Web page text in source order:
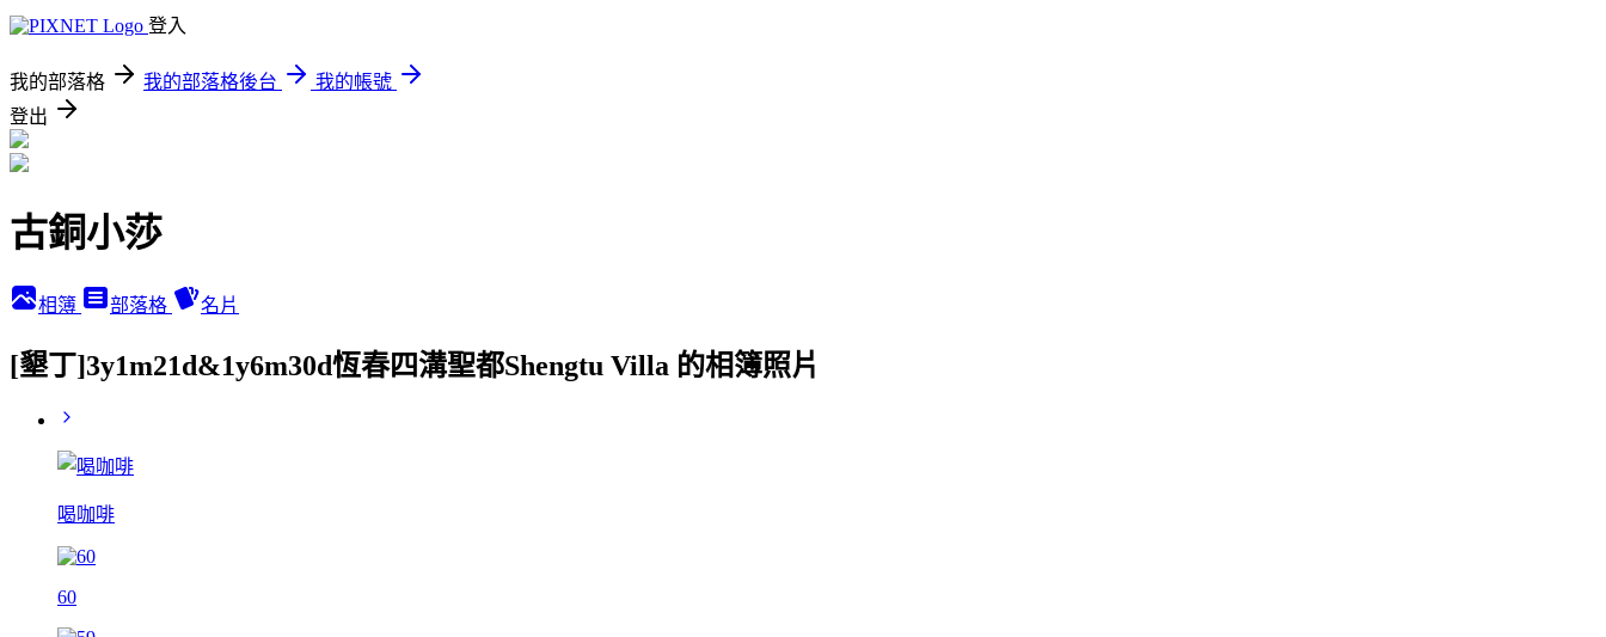
登入
我的部落格 我的部落格後台
我的帳號
登出
古銅小莎
相簿 部落格 名片
[墾丁]3y1m21d&1y6m30d恆春四溝聖都Shengtu Villa 的相簿照片
喝咖啡
60